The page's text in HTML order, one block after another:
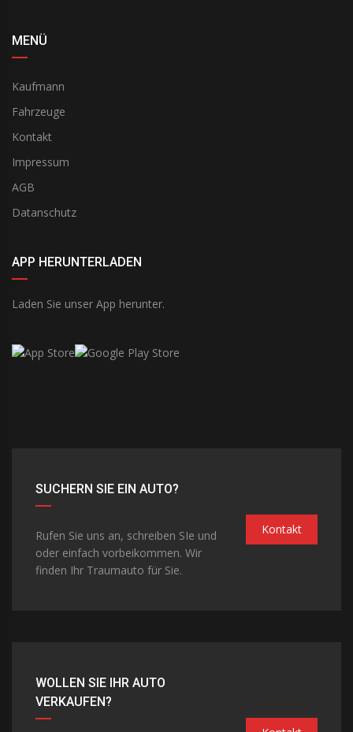
MENÜ
Kaufmann
Fahrzeuge
Kontakt
Impressum
AGB
Datanschutz
APP HERUNTERLADEN
Laden Sie unser App herunter.
SUCHERN SIE EIN AUTO?
Rufen Sie uns an, schreiben SIe und
oder einfach vorbeikommen. Wir
finden Ihr Traumauto für Sie.
Kontakt
WOLLEN SIE IHR AUTO
VERKAUFEN?